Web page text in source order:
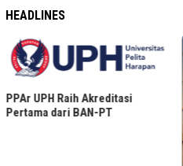
HEADLINES
PPAr UPH Raih Akreditasi
Pertama dari BAN-PT